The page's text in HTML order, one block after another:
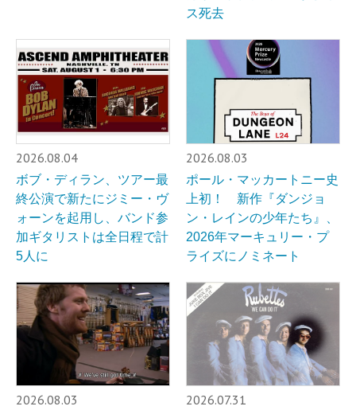
ス死去
2026.08.04
ボブ・ディラン、ツアー最
終公演で新たにジミー・ヴ
ォーンを起用し、バンド参
加ギタリストは全日程で計
5人に
2026.08.03
ポール・マッカートニー史
上初！ 新作『ダンジョ
ン・レインの少年たち』、
2026年マーキュリー・プ
ライズにノミネート
2026.08.03 2026.07.31